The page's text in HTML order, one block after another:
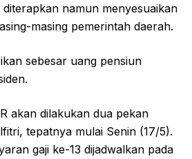
namun menyesuaikan
masing pemerintah daerah.
sebesar uang pensiun
akan dilakukan dua pekan
tepatnya mulai Senin (17/5).
gaji ke-13 dijadwalkan pada